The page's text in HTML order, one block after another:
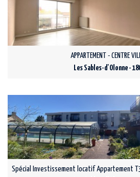
APPARTEMENT - CENTRE
Les Sables-d'Olonne -
Spécial Investissement locatif Appartement T3